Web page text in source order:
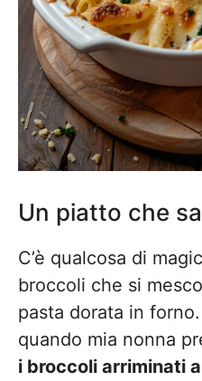
Un piatto che
C’è qualcosa di
broccoli che si
pasta dorata in
quando mia nonna
i broccoli arriminati